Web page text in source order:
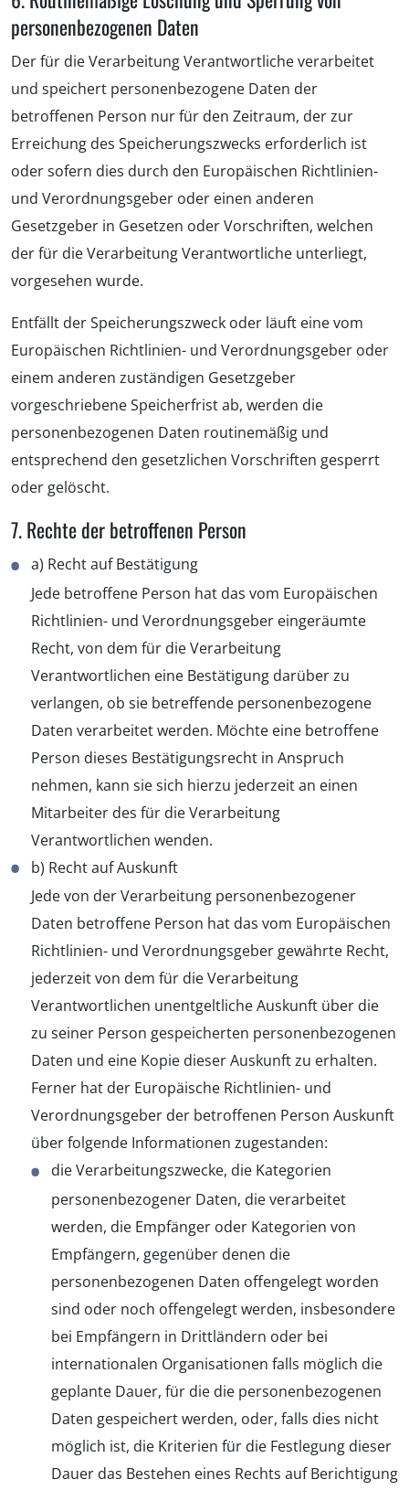
personenbezogenen Daten
Der für die Verarbeitung Verantwortliche verarbeitet
und speichert personenbezogene Daten der
betroffenen Person nur für den Zeitraum, der zur
Erreichung des Speicherungszwecks erforderlich ist
oder sofern dies durch den Europäischen Richtlinien-
und Verordnungsgeber oder einen anderen
Gesetzgeber in Gesetzen oder Vorschriften, welchen
der für die Verarbeitung Verantwortliche unterliegt,
vorgesehen wurde.
Entfällt der Speicherungszweck oder läuft eine vom
Europäischen Richtlinien- und Verordnungsgeber oder
einem anderen zuständigen Gesetzgeber
vorgeschriebene Speicherfrist ab, werden die
personenbezogenen Daten routinemäßig und
entsprechend den gesetzlichen Vorschriften gesperrt
oder gelöscht.
7. Rechte der betroffenen Person
a) Recht auf Bestätigung
Jede betroffene Person hat das vom Europäischen
Richtlinien- und Verordnungsgeber eingeräumte
Recht, von dem für die Verarbeitung
Verantwortlichen eine Bestätigung darüber zu
verlangen, ob sie betreffende personenbezogene
Daten verarbeitet werden. Möchte eine betroffene
Person dieses Bestätigungsrecht in Anspruch
nehmen, kann sie sich hierzu jederzeit an einen
Mitarbeiter des für die Verarbeitung
Verantwortlichen wenden.
b) Recht auf Auskunft
Jede von der Verarbeitung personenbezogener
Daten betroffene Person hat das vom Europäischen
Richtlinien- und Verordnungsgeber gewährte Recht,
jederzeit von dem für die Verarbeitung
Verantwortlichen unentgeltliche Auskunft über die
zu seiner Person gespeicherten personenbezogenen
Daten und eine Kopie dieser Auskunft zu erhalten.
Ferner hat der Europäische Richtlinien- und
Verordnungsgeber der betroffenen Person Auskunft
über folgende Informationen zugestanden:
die Verarbeitungszwecke, die Kategorien
personenbezogener Daten, die verarbeitet
werden, die Empfänger oder Kategorien von
Empfängern, gegenüber denen die
personenbezogenen Daten offengelegt worden
sind oder noch offengelegt werden, insbesondere
bei Empfängern in Drittländern oder bei
internationalen Organisationen falls möglich die
geplante Dauer, für die die personenbezogenen
Daten gespeichert werden, oder, falls dies nicht
möglich ist, die Kriterien für die Festlegung dieser
Dauer das Bestehen eines Rechts auf Berichtigung